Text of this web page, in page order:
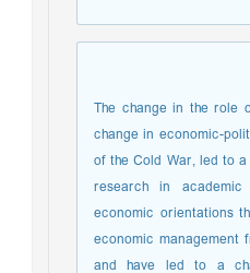
The change in the
change in economic-
of the Cold War, led to
research in
economic orientations
economic
and have led to a